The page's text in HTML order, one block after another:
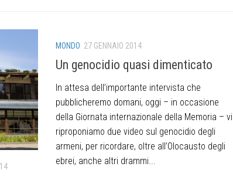
MONDO 27 GENNAIO 2014
Un genocidio quasi dimenticato
In attesa dell’importante intervista che
pubblicheremo domani, oggi – in occasione
della Giornata internazionale della Memoria – vi
riproponiamo due video sul genocidio degli
armeni, per ricordare, oltre all’Olocausto degli
ebrei, anche altri drammi...